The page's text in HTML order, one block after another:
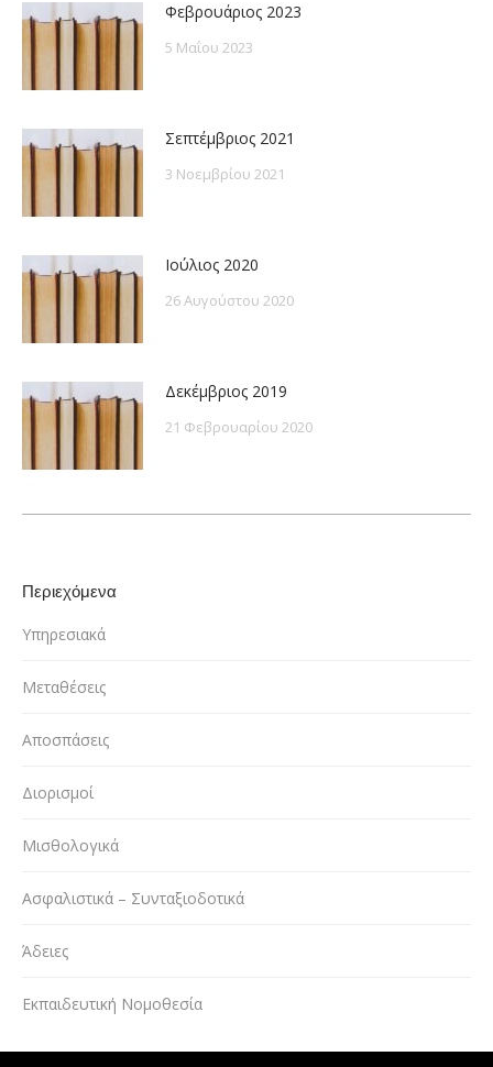
Φεβρουάριος 2023
5 Μαΐου 2023
Σεπτέμβριος 2021
3 Νοεμβρίου 2021
Ιούλιος 2020
26 Αυγούστου 2020
Δεκέμβριος 2019
21 Φεβρουαρίου 2020
Περιεχόμενα
Υπηρεσιακά
Μεταθέσεις
Αποσπάσεις
Διορισμοί
Μισθολογικά
Ασφαλιστικά – Συνταξιοδοτικά
Άδειες
Εκπαιδευτική Νομοθεσία